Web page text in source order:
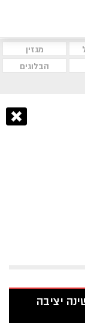
מגזין
הבלוגים
יציבה